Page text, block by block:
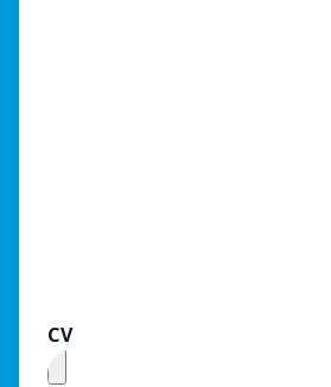
CV